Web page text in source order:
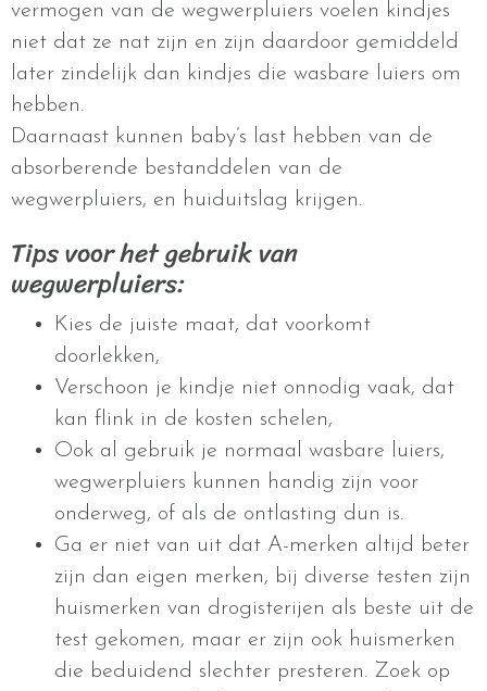
vermogen van de wegwerpluiers voelen kindjes
niet dat ze nat zijn en zijn daardoor gemiddeld
later zindelijk dan kindjes die wasbare luiers om
hebben.
Daarnaast kunnen baby’s last hebben van de
absorberende bestanddelen van de
wegwerpluiers, en huiduitslag krijgen.
Tips voor het gebruik van
wegwerpluiers:
Kies de juiste maat, dat voorkomt
doorlekken,
Verschoon je kindje niet onnodig vaak, dat
kan flink in de kosten schelen,
Ook al gebruik je normaal wasbare luiers,
wegwerpluiers kunnen handig zijn voor
onderweg, of als de ontlasting dun is.
Ga er niet van uit dat A-merken altijd beter
zijn dan eigen merken, bij diverse testen zijn
huismerken van drogisterijen als beste uit de
test gekomen, maar er zijn ook huismerken
die beduidend slechter presteren. Zoek op